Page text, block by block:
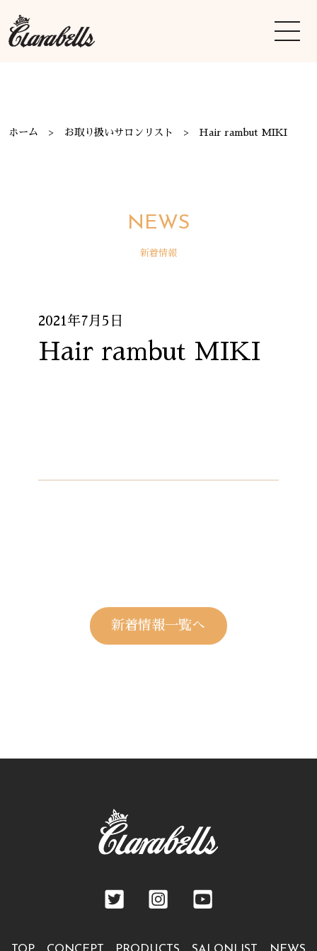
ホーム お取り扱いサロンリスト Hair rambut MIKI
NEWS
新着情報
2021年7月5日
Hair rambut MIKI
新着情報一覧へ